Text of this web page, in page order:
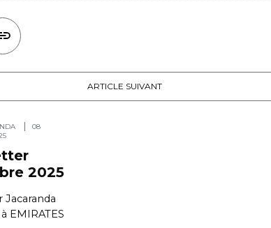
ARTICLE SUIVANT
08
2025
EMIRATES